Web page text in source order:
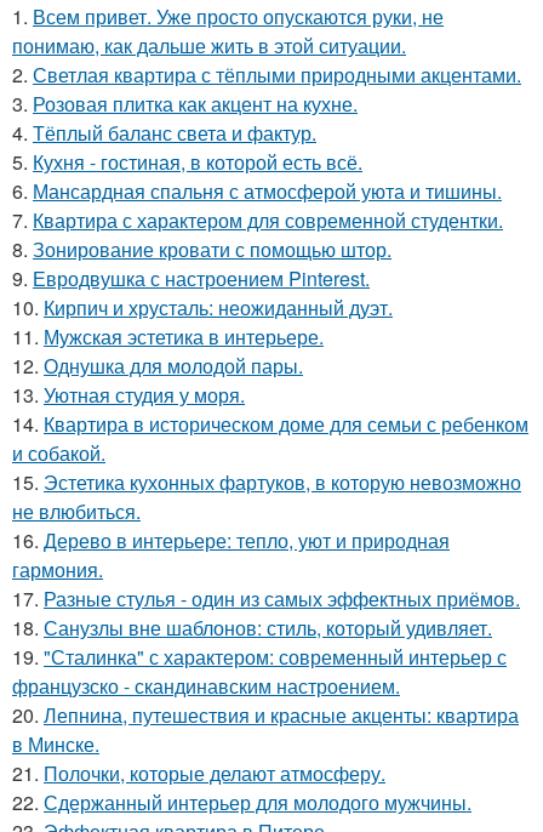
1. Всем привет. Уже просто опускаются руки, не
понимаю, как дальше жить в этой ситуации.
2. Светлая квартира с тёплыми природными акцентами.
3. Розовая плитка как акцент на кухне.
4. Тёплый баланс света и фактур.
5. Кухня - гостиная, в которой есть всё.
6. Мансардная спальня с атмосферой уюта и тишины.
7. Квартира с характером для современной студентки.
8. Зонирование кровати с помощью штор.
9. Евродвушка с настроением Pinterest.
10. Кирпич и хрусталь: неожиданный дуэт.
11. Мужская эстетика в интерьере.
12. Однушка для молодой пары.
13. Уютная студия у моря.
14. Квартира в историческом доме для семьи с ребенком
и собакой.
15. Эстетика кухонных фартуков, в которую невозможно
не влюбиться.
16. Дерево в интерьере: тепло, уют и природная
гармония.
17. Разные стулья - один из самых эффектных приёмов.
18. Санузлы вне шаблонов: стиль, который удивляет.
19. "Сталинка" с характером: современный интерьер с
французско - скандинавским настроением.
20. Лепнина, путешествия и красные акценты: квартира
в Минске.
21. Полочки, которые делают атмосферу.
22. Сдержанный интерьер для молодого мужчины.